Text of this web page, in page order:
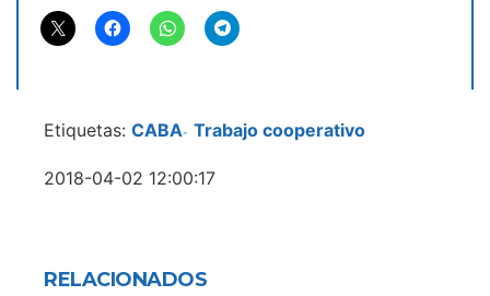
Etiquetas: CABA- Trabajo cooperativo
2018-04-02 12:00:17
RELACIONADOS